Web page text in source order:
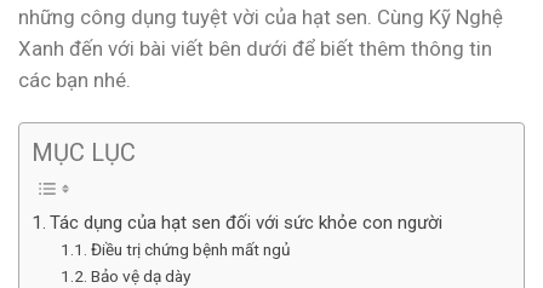
những công dụng tuyệt vời của hạt sen. Cùng Kỹ Nghệ
Xanh đến với bài viết bên dưới để biết thêm thông tin
các bạn nhé.
MỤC LỤC
Tác dụng của hạt sen đối với sức khỏe con người
Điều trị chứng bệnh mất ngủ
Bảo vệ dạ dày